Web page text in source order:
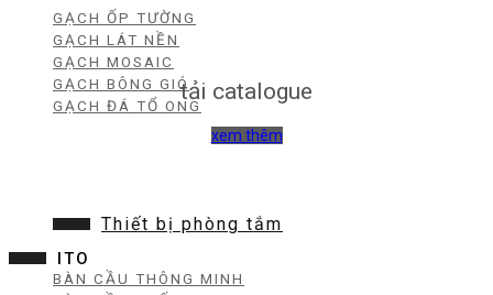
GẠCH ỐP TƯỜNG
GẠCH LÁT NỀN
GẠCH MOSAIC
GẠCH BÔNG GIÓ
GẠCH ĐÁ TỔ ONG
Thiết bị phòng tắm
BÀN CẦU THÔNG MINH
tải catalogue
xem thêm
ITO